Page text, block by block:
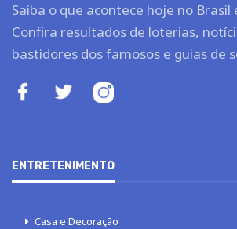
Saiba o que acontece hoje no Brasil
Confira resultados de loterias,
bastidores dos famosos e guias de
ENTRETENIMENTO
Casa e Decoração